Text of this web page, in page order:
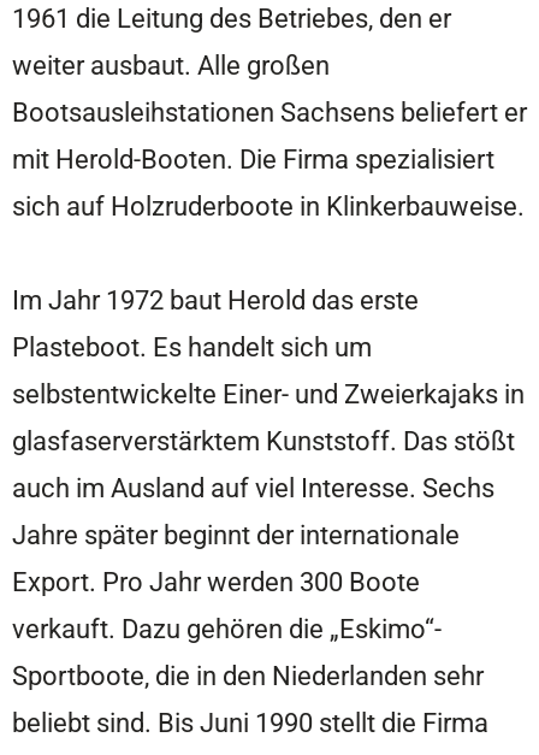
1961 die Leitung des Betriebes, den er
weiter ausbaut. Alle großen
Bootsausleihstationen Sachsens beliefert er
mit Herold-Booten. Die Firma spezialisiert
sich auf Holzruderboote in Klinkerbauweise.
Im Jahr 1972 baut Herold das erste
Plasteboot. Es handelt sich um
selbstentwickelte Einer- und Zweierkajaks in
glasfaserverstärktem Kunststoff. Das stößt
auch im Ausland auf viel Interesse. Sechs
Jahre später beginnt der internationale
Export. Pro Jahr werden 300 Boote
verkauft. Dazu gehören die „Eskimo“-
Sportboote, die in den Niederlanden sehr
beliebt sind. Bis Juni 1990 stellt die Firma